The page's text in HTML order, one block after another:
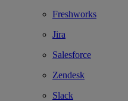
Freshworks
Jira
Salesforce
Zendesk
Slack